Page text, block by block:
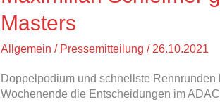
Masters
Allgemein / Pressemitteilung / 26.10.2021
Doppelpodium und schnellste
Wochenende die Entscheidungen im